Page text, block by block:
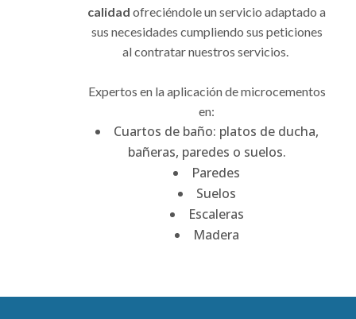
calidadofreciéndole un servicio adaptado a
sus necesidades cumpliendo sus peticiones
al contratar nuestros servicios.
Expertos en la aplicación de microcementos
en:
Cuartos de baño: platos de ducha,
bañeras, paredes o suelos.
Paredes
Suelos
Escaleras
Madera